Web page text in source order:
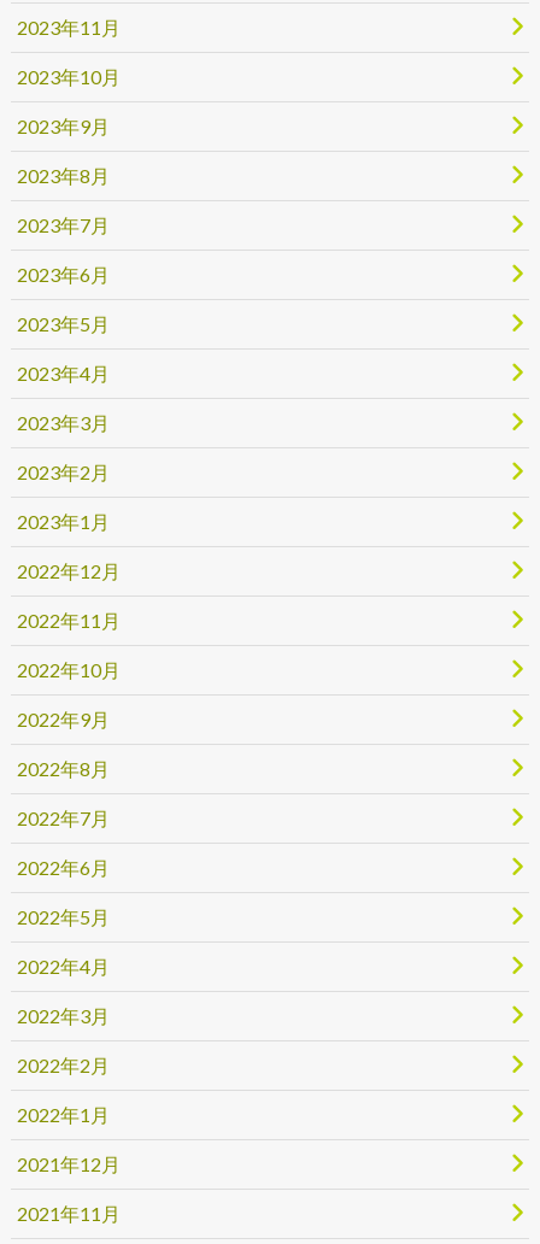
2023年11月
2023年10月
2023年9月
2023年8月
2023年7月
2023年6月
2023年5月
2023年4月
2023年3月
2023年2月
2023年1月
2022年12月
2022年11月
2022年10月
2022年9月
2022年8月
2022年7月
2022年6月
2022年5月
2022年4月
2022年3月
2022年2月
2022年1月
2021年12月
2021年11月